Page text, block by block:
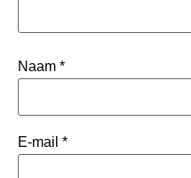
Naam *
E-mail *